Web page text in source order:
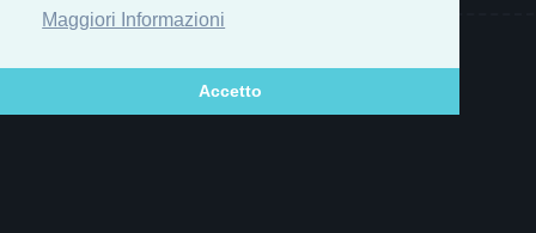
Maggiori Informazioni
Accetto